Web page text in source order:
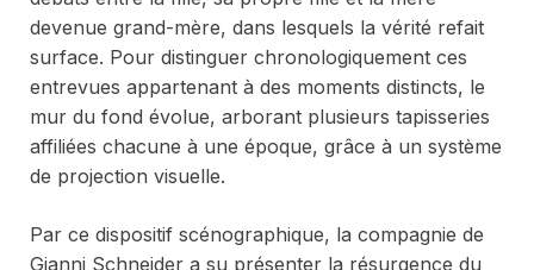
devenue grand-mère, dans lesquels la vérité refait
surface. Pour distinguer chronologiquement ces
entrevues appartenant à des moments distincts, le
mur du fond évolue, arborant plusieurs tapisseries
affiliées chacune à une époque, grâce à un système
de projection visuelle.
Par ce dispositif scénographique, la compagnie de
Gianni Schneider a su présenter la résurgence du